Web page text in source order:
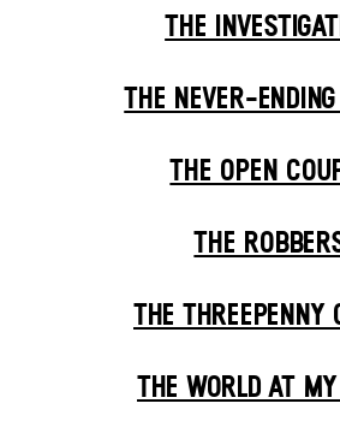
THE
THE NEVER-
THE OPEN
THE
THE THREE­PENNY
THE WORLD AT